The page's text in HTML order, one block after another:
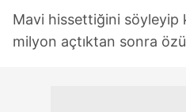
Mavi hissettiğini söyleyip
milyon açtıktan sonra